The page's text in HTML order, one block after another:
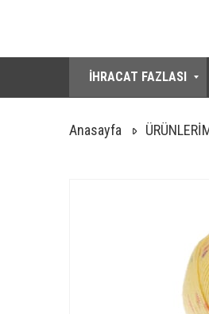
İHRACAT FAZLASI
Anasayfa